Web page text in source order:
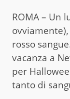
ROMA – Un
rosso
vacanza a
per
tanto di